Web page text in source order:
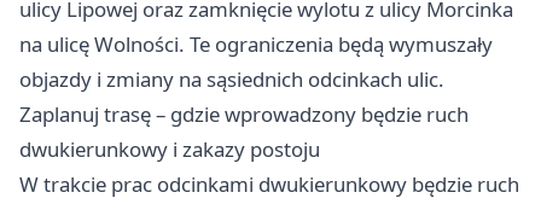
ulicy Lipowej oraz zamknięcie wylotu z ulicy Morcinka
na ulicę Wolności. Te ograniczenia będą wymuszały
objazdy i zmiany na sąsiednich odcinkach ulic.
Zaplanuj trasę – gdzie wprowadzony będzie ruch
dwukierunkowy i zakazy postoju
W trakcie prac odcinkami dwukierunkowy będzie ruch